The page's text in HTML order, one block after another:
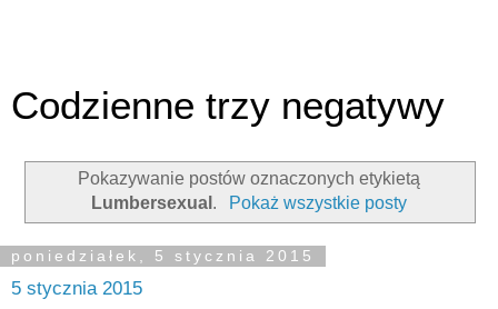
Codzienne trzy negatywy
Pokazywanie postów oznaczonych etykietą
Lumbersexual . Pokaż wszystkie posty
poniedziałek, 5 stycznia 2015
5 stycznia 2015